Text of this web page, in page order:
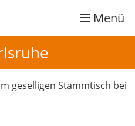
Menü
geselligen Stammtisch bei